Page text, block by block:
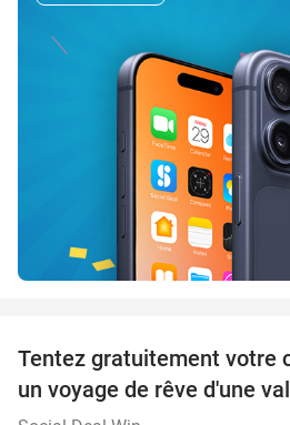
Tentez gratuitement votre
un voyage de rêve d'une